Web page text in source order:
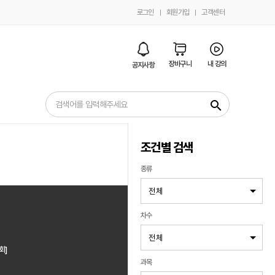
로그인 회원가입 고객센터
공지사항 장바구니 내 강의
search
조건별 검색
종류
차수
과목
]